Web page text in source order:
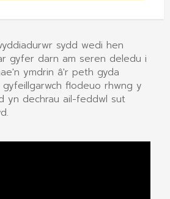
sydd wedi hen
gyfer darn am seren deledu i
ymdrin â'r peth gyda
flodeuo rhwng y
yn dechrau ail-feddwl sut